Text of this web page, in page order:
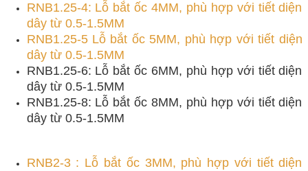
RNB1.25-4: Lỗ bắt ốc 4MM, phù hợp với tiết diện
dây từ 0.5-1.5MM
RNB1.25-5 Lỗ bắt ốc 5MM, phù hợp với tiết diện
dây từ 0.5-1.5MM
RNB1.25-6: Lỗ bắt ốc 6MM, phù hợp với tiết diện
dây từ 0.5-1.5MM
RNB1.25-8: Lỗ bắt ốc 8MM, phù hợp với tiết diện
dây từ 0.5-1.5MM
RNB2-3 : Lỗ bắt ốc 3MM, phù hợp với tiết diện